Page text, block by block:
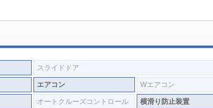
スライドドア
エアコン Wエアコン
オートクルーズコントロール 横滑り防止装置